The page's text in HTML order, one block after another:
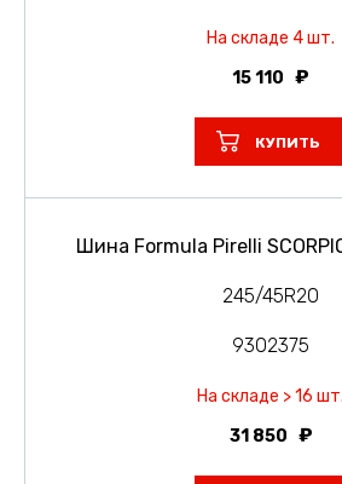
На складе 4 шт.
15 110
КУПИТЬ
Шина Formula Pirelli
245/45R20
9302375
На складе > 16 шт.
31 850